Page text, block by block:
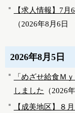
【求人情報】7
（2026年8月6日
2026年8月5日
「めざせ給食Ｍ
しました
（2026
【成美地区】８